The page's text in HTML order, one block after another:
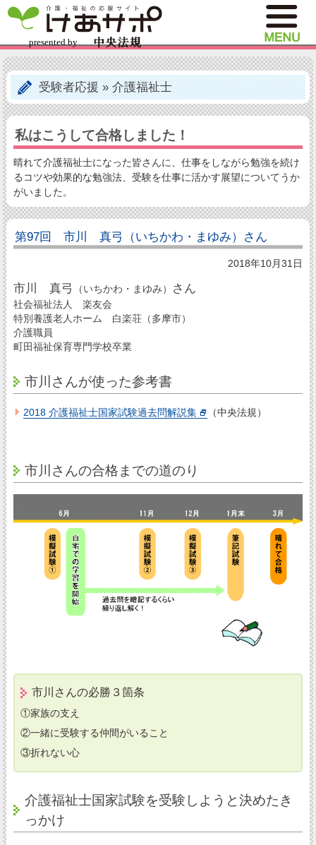
受験者応援»介護福祉士
私はこうして合格しました！
晴れて介護福祉士になった皆さんに、仕事をしながら勉強を続け
るコツや効果的な勉強法、受験を仕事に活かす展望についてうか
がいました。
第97回 市川 真弓（いちかわ・まゆみ）さん
2018年10月31日
市川 真弓 （いちかわ・まゆみ） さん
社会福祉法人 楽友会
特別養護老人ホーム 白楽荘（多摩市）
介護職員
町田福祉保育専門学校卒業
市川さんが使った参考書
2018 介護福祉士国家試験過去問解説集 （中央法規）
市川さんの合格までの道のり
市川さんの必勝３箇条
①家族の支え
②一緒に受験する仲間がいること
③折れない心
介護福祉士国家試験を受験しようと決めたき
っかけ